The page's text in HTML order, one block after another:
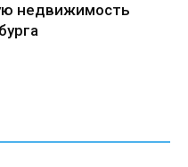
недвижимость